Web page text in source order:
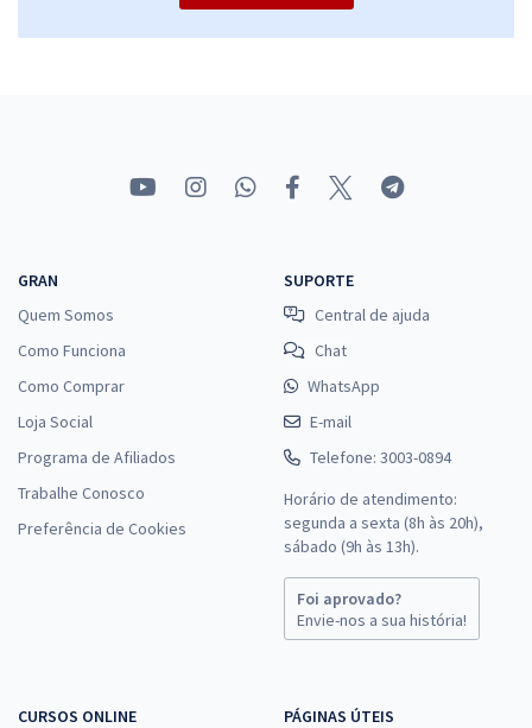
GRAN
Quem Somos
Como Funciona
Como Comprar
Loja Social
Programa de Afiliados
Trabalhe Conosco
Preferência de Cookies
SUPORTE
Central de ajuda
Chat
WhatsApp
E-mail
Telefone: 3003-0894
Horário de atendimento:
segunda a sexta (8h às 20h),
sábado (9h às 13h).
Foi aprovado?
Envie-nos a sua história!
CURSOS ONLINE
PÁGINAS ÚTEIS